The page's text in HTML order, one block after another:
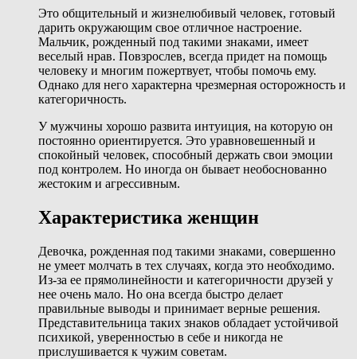
Это общительный и жизнелюбивый человек, готовый
дарить окружающим свое отличное настроение.
Мальчик, рожденный под такими знаками, имеет
веселый нрав. Повзрослев, всегда придет на помощь
человеку и многим пожертвует, чтобы помочь ему.
Однако для него характерна чрезмерная осторожность и
категоричность.
У мужчины хорошо развита интуиция, на которую он
постоянно ориентируется. Это уравновешенный и
спокойный человек, способный держать свои эмоции
под контролем. Но иногда он бывает необоснованно
жестоким и агрессивным.
Характеристика женщин
Девочка, рожденная под такими знаками, совершенно
не умеет молчать в тех случаях, когда это необходимо.
Из-за ее прямолинейности и категоричности друзей у
нее очень мало. Но она всегда быстро делает
правильные выводы и принимает верные решения.
Представительница таких знаков обладает устойчивой
психикой, уверенностью в себе и никогда не
прислушивается к чужим советам.